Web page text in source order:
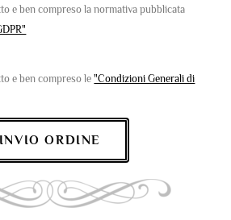
e ben compreso la normativa pubblicata
e ben compreso le"Condizioni Generali di
INVIO ORDINE